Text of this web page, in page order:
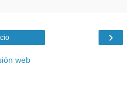
›
web